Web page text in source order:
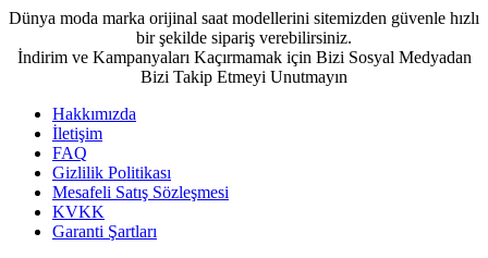
Dünya moda marka orijinal saat modellerini sitemizden güvenle hızlı
bir şekilde sipariş verebilirsiniz.
İndirim ve Kampanyaları Kaçırmamak için Bizi Sosyal Medyadan
Bizi Takip Etmeyi Unutmayın
Hakkımızda
İletişim
FAQ
Gizlilik Politikası
Mesafeli Satış Sözleşmesi
KVKK
Garanti Şartları